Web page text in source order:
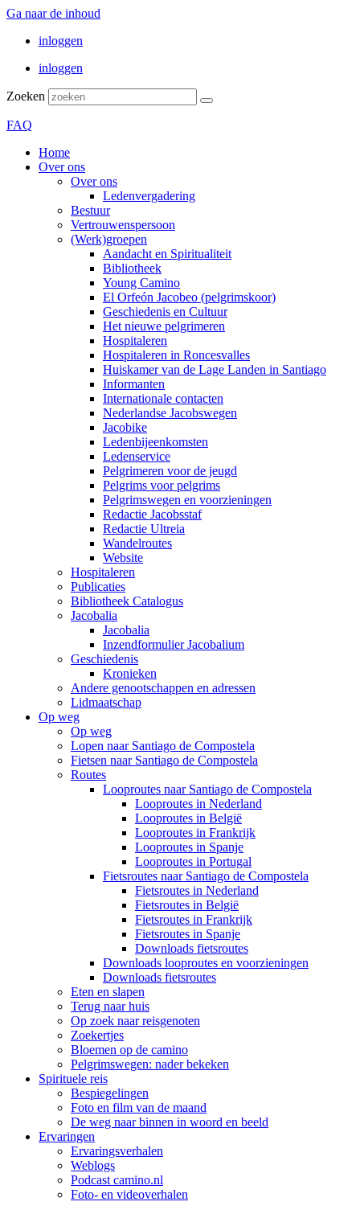
Ga naar de inhoud
inloggen
inloggen
Zoeken
FAQ
Home
Over ons
Over ons
Ledenvergadering
Bestuur
Vertrouwenspersoon
(Werk)groepen
Aandacht en Spiritualiteit
Bibliotheek
Young Camino
El Orfeón Jacobeo (pelgrimskoor)
Geschiedenis en Cultuur
Het nieuwe pelgrimeren
Hospitaleren
Hospitaleren in Roncesvalles
Huiskamer van de Lage Landen in Santiago
Informanten
Internationale contacten
Nederlandse Jacobswegen
Jacobike
Ledenbijeenkomsten
Ledenservice
Pelgrimeren voor de jeugd
Pelgrims voor pelgrims
Pelgrimswegen en voorzieningen
Redactie Jacobsstaf
Redactie Ultreia
Wandelroutes
Website
Hospitaleren
Publicaties
Bibliotheek Catalogus
Jacobalia
Jacobalia
Inzendformulier Jacobalium
Geschiedenis
Kronieken
Andere genootschappen en adressen
Lidmaatschap
Op weg
Op weg
Lopen naar Santiago de Compostela
Fietsen naar Santiago de Compostela
Routes
Looproutes naar Santiago de Compostela
Looproutes in Nederland
Looproutes in België
Looproutes in Frankrijk
Looproutes in Spanje
Looproutes in Portugal
Fietsroutes naar Santiago de Compostela
Fietsroutes in Nederland
Fietsroutes in België
Fietsroutes in Frankrijk
Fietsroutes in Spanje
Downloads fietsroutes
Downloads looproutes en voorzieningen
Downloads fietsroutes
Eten en slapen
Terug naar huis
Op zoek naar reisgenoten
Zoekertjes
Bloemen op de camino
Pelgrimswegen: nader bekeken
Spirituele reis
Bespiegelingen
Foto en film van de maand
De weg naar binnen in woord en beeld
Ervaringen
Ervaringsverhalen
Weblogs
Podcast camino.nl
Foto- en videoverhalen